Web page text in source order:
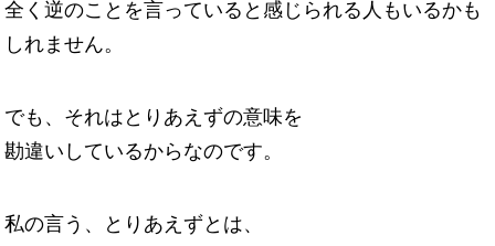
全く逆のことを言っていると感じられる人もいるかも
しれません。
でも、それはとりあえずの意味を
勘違いしているからなのです。
私の言う、とりあえずとは、